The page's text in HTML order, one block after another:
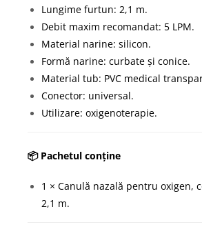
Lungime furtun: 2,1 m.
Debit maxim recomandat: 5 LPM.
Material narine: silicon.
Formă narine: curbate și conice.
Material tub: PVC medical
Conector: universal.
Utilizare: oxigenoterapie.
📦 Pachetul conține
1 × Canulă nazală pentru oxigen,
2,1 m.